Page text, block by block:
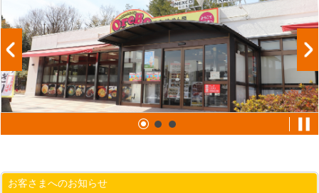
お客さまへのお知らせ